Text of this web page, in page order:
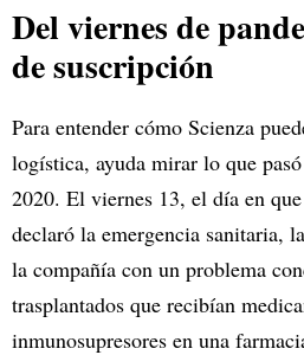
Del viernes de
de suscripción
Para entender cómo Scienza
logística, ayuda mirar lo que
2020. El viernes 13, el día en
declaró la emergencia sanitaria,
la compañía con un problema
trasplantados que recibían
inmunosupresores en una